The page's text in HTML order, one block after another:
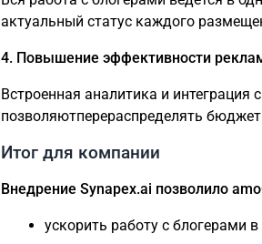
актуальный статус каждого
4. Повышение эффективности
Встроенная аналитика и интеграция
позволяютперераспределять
Итог для компании
Внедрение Synapex.ai позволило
ускорить работу с блогерами в